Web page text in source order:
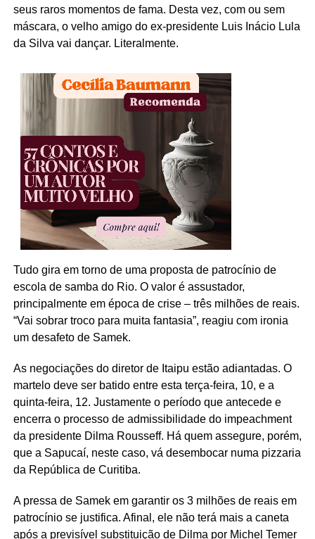
seus raros momentos de fama. Desta vez, com ou sem
máscara, o velho amigo do ex-presidente Luis Inácio Lula
da Silva vai dançar. Literalmente.
Tudo gira em torno de uma proposta de patrocínio de
escola de samba do Rio. O valor é assustador,
principalmente em época de crise – três milhões de reais.
“Vai sobrar troco para muita fantasia”, reagiu com ironia
um desafeto de Samek.
As negociações do diretor de Itaipu estão adiantadas. O
martelo deve ser batido entre esta terça-feira, 10, e a
quinta-feira, 12. Justamente o período que antecede e
encerra o processo de admissibilidade do impeachment
da presidente Dilma Rousseff. Há quem assegure, porém,
que a Sapucaí, neste caso, vá desembocar numa pizzaria
da República de Curitiba.
A pressa de Samek em garantir os 3 milhões de reais em
patrocínio se justifica. Afinal, ele não terá mais a caneta
após a previsível substituição de Dilma por Michel Temer